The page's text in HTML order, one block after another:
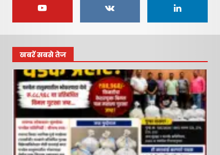
2
रायगड लोकधारा ई पेपर l शुक्रवार,
3
रायगड लोकधारा ई पेपर l शुक्रवार
l दि. १० जुलै २०२६
July 10, 2026
नवी मुंबई आंतरराष्ट्रीय विमानतळ
नामकरणाचा लढा अधिक तीव्र
करणार – सचिन केणी…
खबरें सबसे तेज